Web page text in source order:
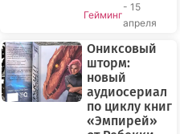
Гейминг
- 15
апреля
Ониксовый
шторм:
новый
аудиосериал
по циклу книг
«Эмпирей»